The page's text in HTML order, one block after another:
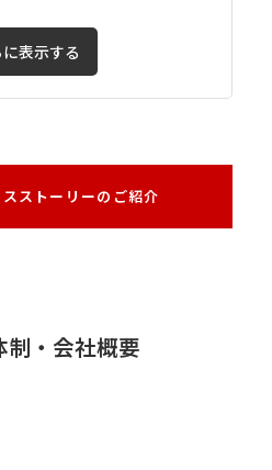
に表示する
ストーリーのご紹介
制・会社概要